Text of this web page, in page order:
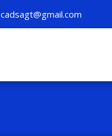
cadsagt@gmail.com